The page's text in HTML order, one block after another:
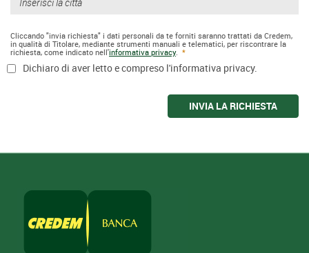
Cliccando "invia richiesta" i dati personali da te forniti saranno trattati da Credem,
in qualità di Titolare, mediante strumenti manuali e telematici, per riscontrare la
richiesta, come indicato nell'informativa privacy.
Dichiaro di aver letto e compreso l'informativa privacy.
INVIA LA RICHIESTA